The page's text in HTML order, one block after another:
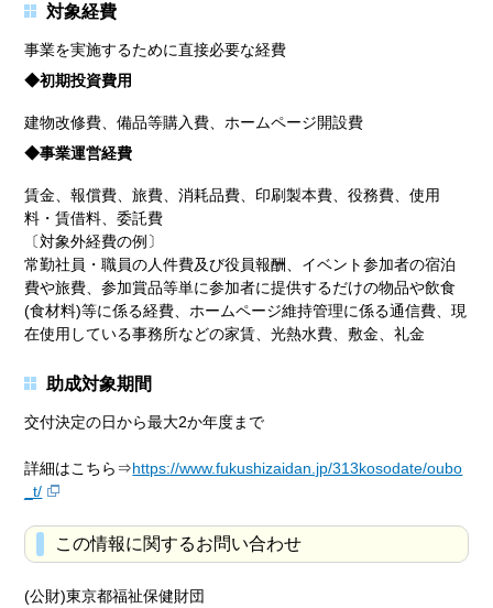
対象経費
事業を実施するために直接必要な経費
◆初期投資費用
建物改修費、備品等購入費、ホームページ開設費
◆事業運営経費
賃金、報償費、旅費、消耗品費、印刷製本費、役務費、使用
料・賃借料、委託費
〔対象外経費の例〕
常勤社員・職員の人件費及び役員報酬、イベント参加者の宿泊
費や旅費、参加賞品等単に参加者に提供するだけの物品や飲食
(食材料)等に係る経費、ホームページ維持管理に係る通信費、現
在使用している事務所などの家賃、光熱水費、敷金、礼金
助成対象期間
交付決定の日から最大2か年度まで
詳細はこちら⇒https://www.fukushizaidan.jp/313kosodate/oubo
_t/
この情報に関するお問い合わせ
(公財)東京都福祉保健財団